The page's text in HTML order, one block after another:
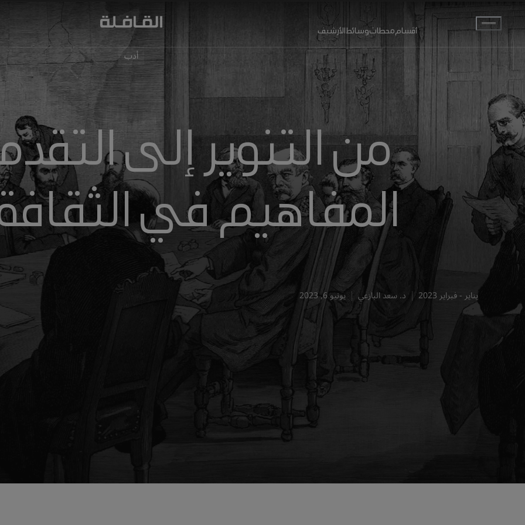
انتقل إلى المحتوى الرئيسي
أقسام محطاتوسائطالأرشيف
أدب
من التنوير إلى
المفاهيم في الثقافة
يناير - فبراير 2023 د. سعد البازعي يونيو 6, 2023